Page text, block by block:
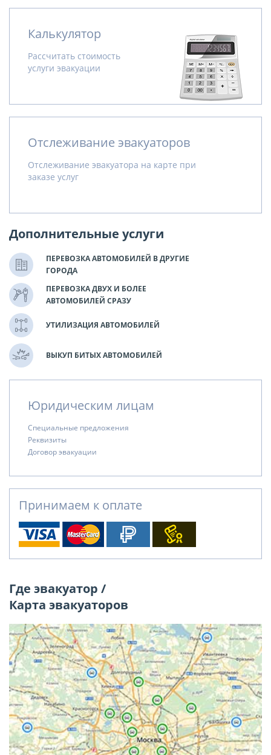
Калькулятор
Рассчитать стоимость
услуги эвакуации
Отслеживание эвакуаторов
Отслеживание эвакуатора на карте при
заказе услуг
Дополнительные услуги
ПЕРЕВОЗКА АВТОМОБИЛЕЙ В ДРУГИЕ
ГОРОДА
ПЕРЕВОЗКА ДВУХ И БОЛЕЕ
АВТОМОБИЛЕЙ СРАЗУ
УТИЛИЗАЦИЯ АВТОМОБИЛЕЙ
ВЫКУП БИТЫХ АВТОМОБИЛЕЙ
Юридическим лицам
Специальные предложения
Реквизиты
Договор эвакуации
Принимаем к оплате
Где эвакуатор /
Карта эвакуаторов